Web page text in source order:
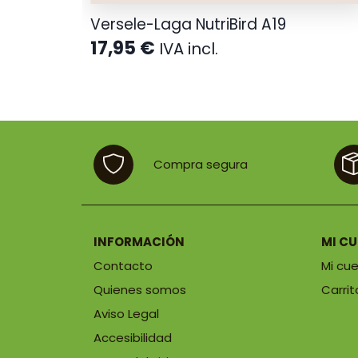
Versele-Laga NutriBird A19
17,95 € IVA incl.
Compra segura
INFORMACIÓN
Contacto
Quienes somos
Aviso Legal
Accesibilidad
MI
Mi